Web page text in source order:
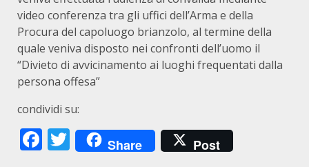
video conferenza tra gli uffici dell’Arma e della
Procura del capoluogo brianzolo, al termine della
quale veniva disposto nei confronti dell’uomo il
“Divieto di avvicinamento ai luoghi frequentati dalla
persona offesa”
condividi su:
Facebook
Twitter
Share Post